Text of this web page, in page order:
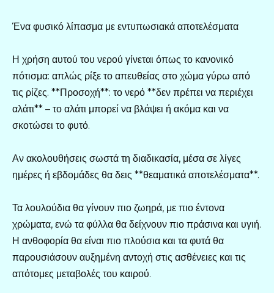
Ένα φυσικό λίπασμα με εντυπωσιακά αποτελέσματα
Η χρήση αυτού του νερού γίνεται όπως το κανονικό
πότισμα: απλώς ρίξε το απευθείας στο χώμα γύρω από
τις ρίζες. **Προσοχή**: το νερό **δεν πρέπει να περιέχει
αλάτι** – το αλάτι μπορεί να βλάψει ή ακόμα και να
σκοτώσει το φυτό.
Αν ακολουθήσεις σωστά τη διαδικασία, μέσα σε λίγες
ημέρες ή εβδομάδες θα δεις **θεαματικά αποτελέσματα**.
Τα λουλούδια θα γίνουν πιο ζωηρά, με πιο έντονα
χρώματα, ενώ τα φύλλα θα δείχνουν πιο πράσινα και υγιή.
Η ανθοφορία θα είναι πιο πλούσια και τα φυτά θα
παρουσιάσουν αυξημένη αντοχή στις ασθένειες και τις
απότομες μεταβολές του καιρού.